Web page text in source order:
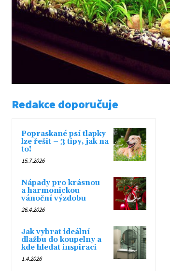
Redakce doporučuje
Popraskané psí tlapky
lze řešit – 3 tipy, jak na
to!
15.7.2026
Nápady pro krásnou
a harmonickou
vánoční výzdobu
26.4.2026
Jak vybrat ideální
dlažbu do koupelny a
kde hledat inspiraci
1.4.2026